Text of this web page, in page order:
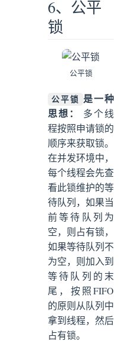
6、公平
锁
公平锁
公平锁
是一种
思想：
多个线
程按照申请锁的
顺序来获取锁。
在并发环境中，
每个线程会先查
看此锁维护的等
待队列，如果当
前等待队列为
空，则占有锁，
如果等待队列不
为空，则加入到
等待队列的末
尾，按照FIFO
的原则从队列中
拿到线程，然后
占有锁。